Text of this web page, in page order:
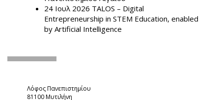
24 Ιουλ 2026 TALOS – Digital
Entrepreneurship in STEM Education, enabled
by Artificial Intelligence
Λόφος Πανεπιστημίου
81100 Μυτιλήνη